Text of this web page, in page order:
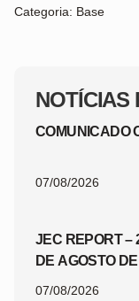
NOTÍCIAS
COMUNICADO
07/08/2026
JEC REPORT –
DE AGOSTO
07/08/2026
Categoria: Base